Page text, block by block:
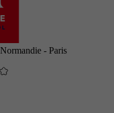
- Paris